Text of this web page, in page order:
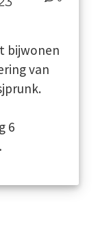
bijwonen
van
6